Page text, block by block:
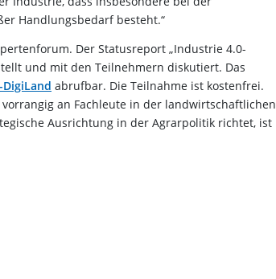
Handlungsbedarf besteht.“
Der Statusreport „Industrie 4.0-
und mit den Teilnehmern diskutiert. Das
abrufbar. Die Teilnahme ist kostenfrei.
an Fachleute in der landwirtschaftlichen
Ausrichtung in der Agrarpolitik richtet, ist